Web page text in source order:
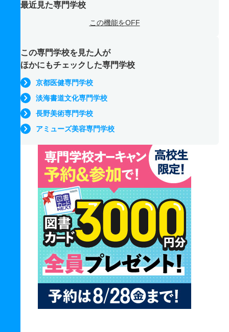
最近見た専門学校
この機能をOFF
この専門学校を見た人が
ほかにもチェックした専門学校
京都医健専門学校
淡海書道文化専門学校
長野美術専門学校
アミューズ美容専門学校